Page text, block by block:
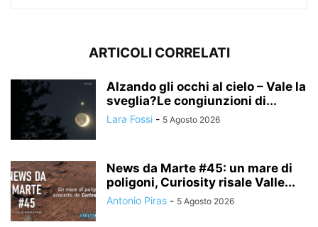
ARTICOLI CORRELATI
Alzando gli occhi al cielo – Vale la
sveglia?Le congiunzioni di...
Lara Fossi - 5 Agosto 2026
News da Marte #45: un mare di
poligoni, Curiosity risale Valle...
Antonio Piras - 5 Agosto 2026